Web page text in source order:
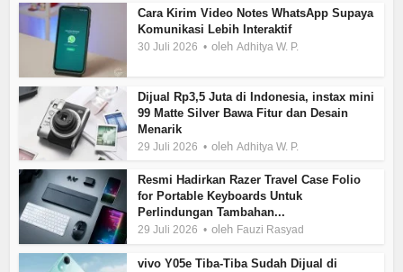
Cara Kirim Video Notes WhatsApp Supaya
Komunikasi Lebih Interaktif
30 Juli 2026 olehAdhitya W. P.
Dijual Rp3,5 Juta di Indonesia, instax mini
99 Matte Silver Bawa Fitur dan Desain
Menarik
29 Juli 2026 olehAdhitya W. P.
Resmi Hadirkan Razer Travel Case Folio
for Portable Keyboards Untuk
Perlindungan Tambahan...
29 Juli 2026 oleh Fauzi Rasyad
vivo Y05e Tiba-Tiba Sudah Dijual di